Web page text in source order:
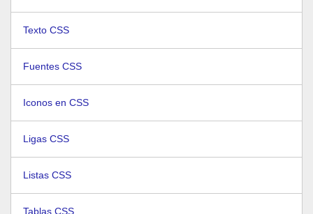
Texto CSS
Fuentes CSS
Iconos en CSS
Ligas CSS
Listas CSS
Tablas CSS